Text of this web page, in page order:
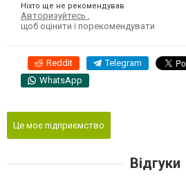
Ніхто ще не рекомендував
Авторизуйтесь
щоб оцінити і порекомендувати
Reddit Telegram
WhatsApp
Це моє підприємство
Відгуки